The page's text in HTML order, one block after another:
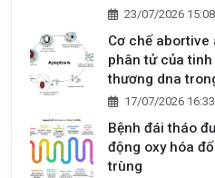
23/07/2026 15:08
Cơ chế
phân tử của
thương dna
17/07/2026 16:33
Bệnh đái tháo
động oxy hóa
trùng